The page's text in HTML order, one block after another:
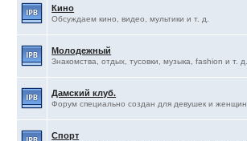
Кино
Обсуждаем кино, видео, мультики и т. д.
Молодежный
Знакомства, отдых, тусовки, музыка, fashion и т. д.
Дамский клуб.
Форум специально создан для девушек и женщин.
Спорт